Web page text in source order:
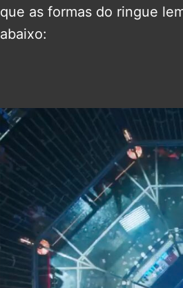
que as formas do ringue
abaixo: